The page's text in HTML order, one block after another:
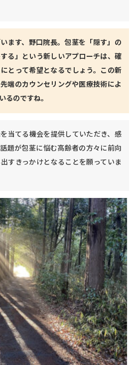
ます、野口院長。包茎を「隠す」の
る」という新しいアプローチは、確
とって希望となるでしょう。この新
端のカウンセリングや医療技術によ
るのですね。
当てる機会を提供していただき、感
題が包茎に悩む高齢者の方々に前向
すきっかけとなることを願っていま